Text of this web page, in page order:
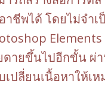
าชีพได้ โดยไม่จำ
ดายขึ้นไปอีกขั้น ผ่
เปลี่ยนเนื้อหาให้เ